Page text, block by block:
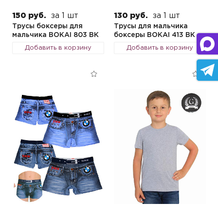
150 руб. за 1 шт
Трусы боксеры для
мальчика BOKAI 803 BK
Добавить в корзину
130 руб. за 1 шт
Трусы для мальчика
боксеры BOKAI 413 BK
Добавить в корзину